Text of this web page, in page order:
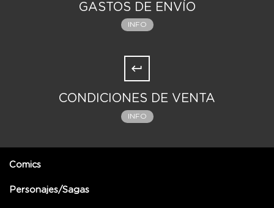
GASTOS DE ENVÍO
INFO
CONDICIONES DE VENTA
INFO
Comics
Personajes/Sagas